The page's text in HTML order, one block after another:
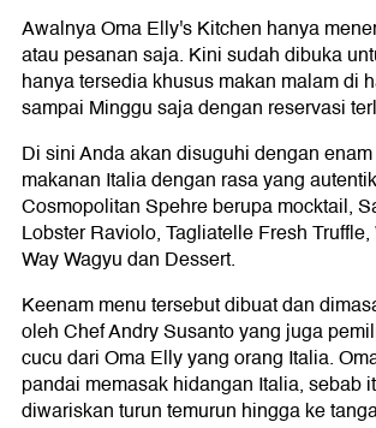
Awalnya Oma Elly's Kitchen hanya
atau pesanan saja. Kini sudah dibuka
hanya tersedia khusus makan malam di
sampai Minggu saja dengan reservasi
Di sini Anda akan disuguhi dengan
makanan Italia dengan rasa yang
Cosmopolitan Spehre berupa mocktail,
Lobster Raviolo, Tagliatelle Fresh
Way Wagyu dan Dessert.
Keenam menu tersebut dibuat dan
oleh Chef Andry Susanto yang juga
cucu dari Oma Elly yang orang Italia.
pandai memasak hidangan Italia, sebab
diwariskan turun temurun hingga ke